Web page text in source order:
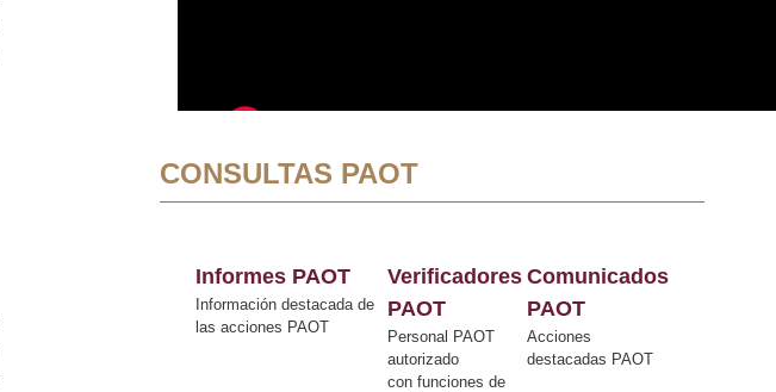
CONSULTAS PAOT
Informes PAOT
Información destacada de
las acciones PAOT
Verificadores
PAOT
Personal PAOT
autorizado
con funciones de
Comunicados
PAOT
Acciones
destacadas PAOT